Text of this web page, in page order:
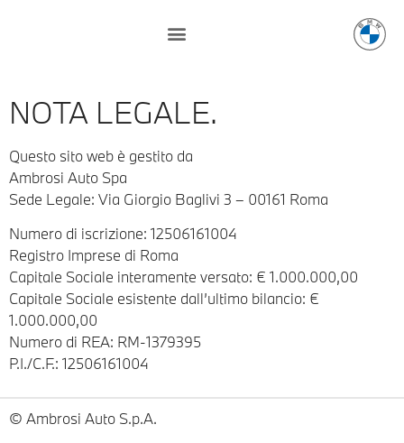
NOTA LEGALE.
Questo sito web è gestito da
Ambrosi Auto Spa
Sede Legale: Via Giorgio Baglivi 3 – 00161 Roma
Numero di iscrizione: 12506161004
Registro Imprese di Roma
Capitale Sociale interamente versato: € 1.000.000,00
Capitale Sociale esistente dall’ultimo bilancio: €
1.000.000,00
Numero di REA: RM-1379395
P.I./C.F.: 12506161004
Ambrosi Auto S.p.A.